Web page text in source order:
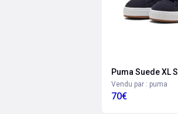
Vendu par : puma
70€